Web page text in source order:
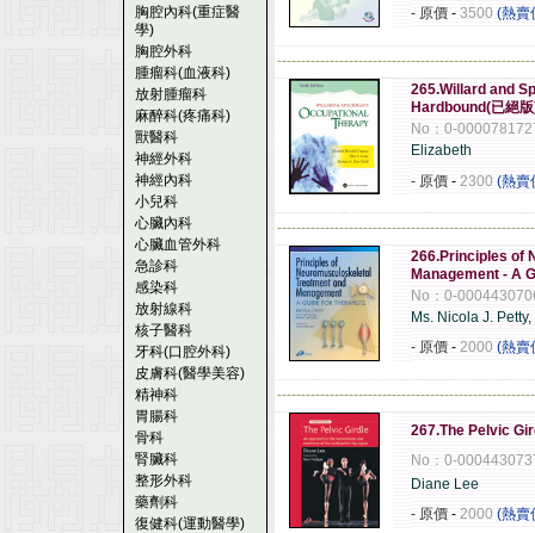
胸腔內科(重症醫
學)
胸腔外科
腫瘤科(血液科)
放射腫瘤科
麻醉科(疼痛科)
獸醫科
神經外科
神經內科
小兒科
心臟內科
心臟血管外科
急診科
感染科
放射線科
核子醫科
牙科(口腔外科)
皮膚科(醫學美容)
精神科
胃腸科
骨科
腎臟科
整形外科
藥劑科
復健科(運動醫學)
- 原價 - 3500 (熱賣
265.Willard and
Hardbound(已絕
No：0-
Elizabeth
- 原價 - 2300 (熱賣
266.Principles of
Management - A
No：0-
Ms. Nicola J. Petty,
- 原價 - 2000 (熱賣
267.The Pelvic
No：0-
Diane Lee
- 原價 - 2000 (熱賣